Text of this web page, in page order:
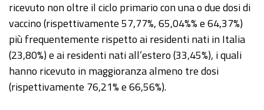
ricevuto non oltre il ciclo primario con una o due dosi di
vaccino (rispettivamente 57,77%, 65,04%% e 64,37%)
più frequentemente rispetto ai residenti nati in Italia
(23,80%) e ai residenti nati all’estero (33,45%), i quali
hanno ricevuto in maggioranza almeno tre dosi
(rispettivamente 76,21% e 66,56%).